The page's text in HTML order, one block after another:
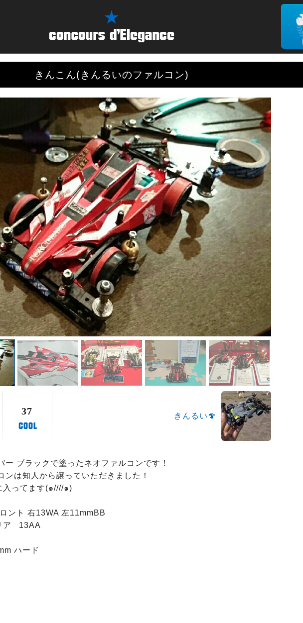
きんこん(きんるいのファルコン)
37 きんるい🍄
ー ブラックで塗ったネオファルコンです！
入ってます(๑////๑)
ント 右13WA 左11mmBB
ハード